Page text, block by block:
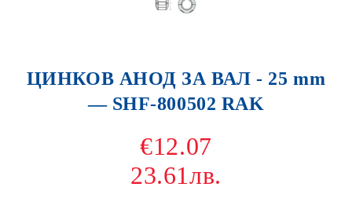
ЦИНКОВ АНОД ЗА ВАЛ - 25 mm
— SHF-800502 RAK
€12.07
23.61лв.